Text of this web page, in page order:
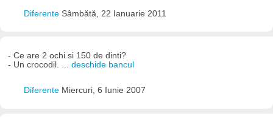
Diferente Sâmbătă, 22 Ianuarie 2011
- Ce are 2 ochi si 150 de dinti?
- Un crocodil. ... deschide bancul
Diferente Miercuri, 6 Iunie 2007